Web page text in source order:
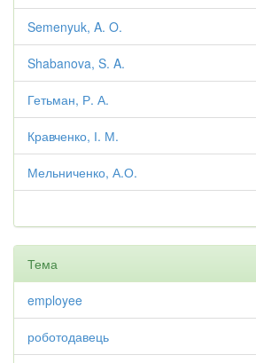
Semenyuk, A. O.
Shabanova, S. A.
Гетьман, Р. А.
Кравченко, І. М.
Мельниченко, А.О.
Тема
employee
роботодавець